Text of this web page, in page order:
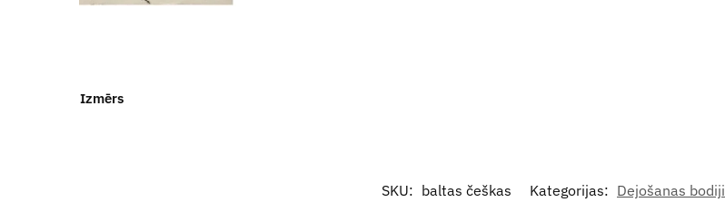
Izmērs
SKU: baltas češkas Kategorijas: Dejošanas bodiji